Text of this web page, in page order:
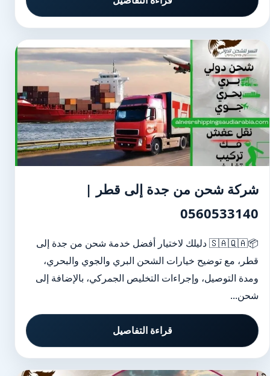
شركة شحن من جدة إلى قطر |
0560533140
📦🇸🇦🇶🇦 دليلك لاختيار أفضل خدمة شحن من جدة إلى
قطر، مع توضيح خيارات الشحن البري والجوي والبحري،
ومدة التوصيل، وإجراءات التخليص الجمركي، بالإضافة إلى
شحن...
قراءة التفاصيل